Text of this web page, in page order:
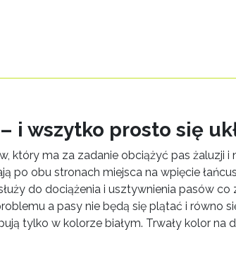
i wszytko prosto się
który ma za zadanie obciążyć pas żaluzji i
po obu stronach miejsca na wpięcie
do dociążenia i usztywnienia pasów
a pasy nie będą się plątać i równo
tylko w kolorze białym. Trwały kolor na